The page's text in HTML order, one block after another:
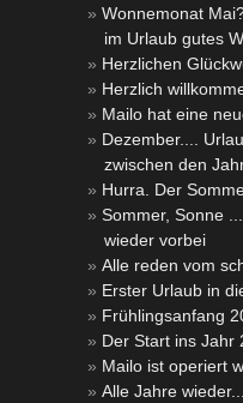
Wonnemonat
im Urlaub gutes
Herzlichen
Herzlich
Mailo hat eine
Dezember....
zwischen den
Hurra. Der
Sommer, Sonne
wieder vorbei
Alle reden vom
Erster Urlaub in
Frühlingsanfang
Der Start ins Jahr
Mailo ist operiert
Alle Jahre